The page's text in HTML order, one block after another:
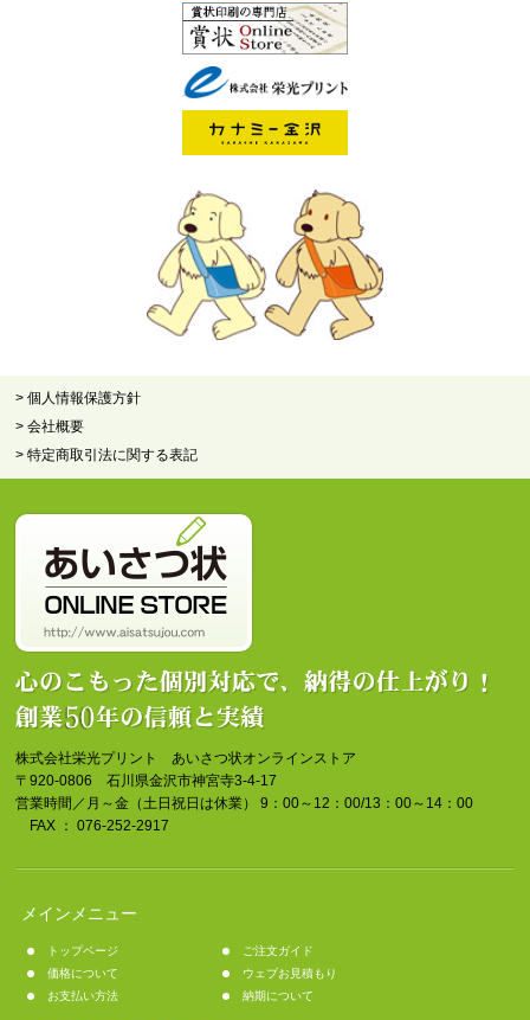
> 個人情報保護方針
> 会社概要
> 特定商取引法に関する表記
株式会社栄光プリント あいさつ状オンラインストア
〒920-0806 石川県金沢市神宮寺3-4-17
営業時間／月～金（土日祝日は休業） 9：00～12：00/13：00～14：00
FAX ： 076-252-2917
メインメニュー
トップページ
ご注文ガイド
価格について
ウェブお見積もり
お支払い方法
納期について